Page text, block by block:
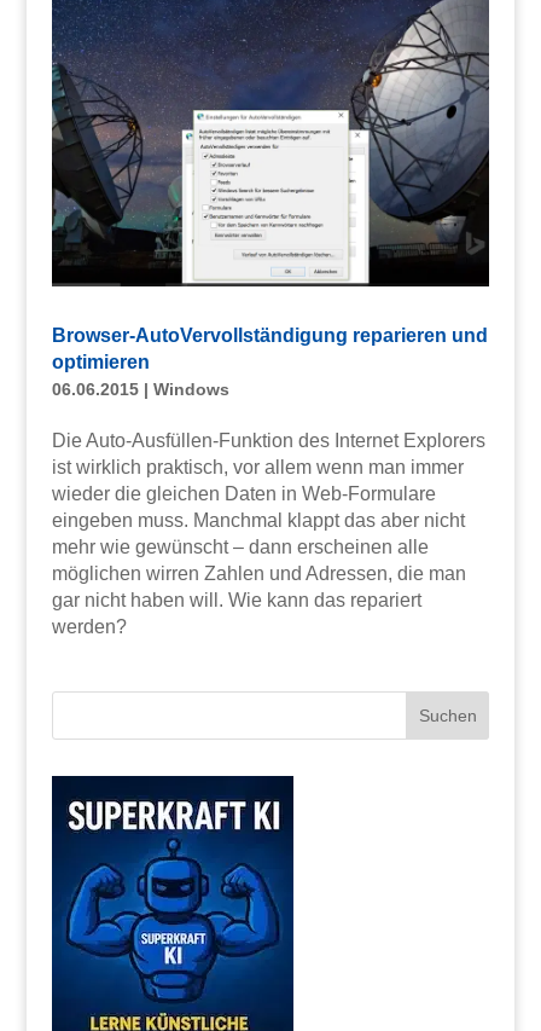
Browser-AutoVervollständigung reparieren und
optimieren
06.06.2015| Windows
Die Auto-Ausfüllen-Funktion des Internet Explorers
ist wirklich praktisch, vor allem wenn man immer
wieder die gleichen Daten in Web-Formulare
eingeben muss. Manchmal klappt das aber nicht
mehr wie gewünscht – dann erscheinen alle
möglichen wirren Zahlen und Adressen, die man
gar nicht haben will. Wie kann das repariert
werden?